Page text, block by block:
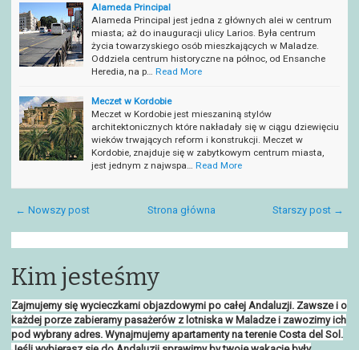
Alameda Principal
Alameda Principal jest jedna z głównych alei w centrum
miasta; aż do inauguracji ulicy Larios. Była centrum
życia towarzyskiego osób mieszkających w Maladze.
Oddziela centrum historyczne na północ, od Ensanche
Heredia, na p…
Read More
Meczet w Kordobie
Meczet w Kordobie jest mieszaniną stylów
architektonicznych które nakładały się w ciągu dziewięciu
wieków trwających reform i konstrukcji. Meczet w
Kordobie, znajduje się w zabytkowym centrum miasta,
jest jednym z najwspa…
Read More
← Nowszy post Starszy post →
Strona główna
Kim jesteśmy
Zajmujemy się wycieczkami objazdowymi po całej Andaluzji. Zawsze i o
każdej porze zabieramy pasażerów z lotniska w Maladze i zawozimy ich
pod wybrany adres. Wynajmujemy apartamenty na terenie Costa del Sol.